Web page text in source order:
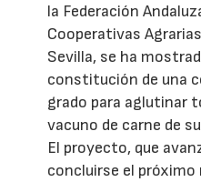
la Federación
Cooperativas
Sevilla, se ha
constitución de una
grado para aglutinar
vacuno de carne de
El proyecto, que
concluirse el próximo